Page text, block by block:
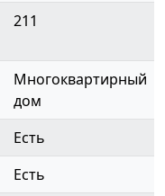
211
Многоквартирный
дом
Есть
Есть